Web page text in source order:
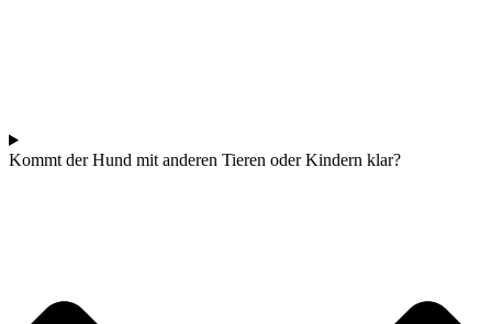
Kommt der Hund mit anderen Tieren oder Kindern klar?